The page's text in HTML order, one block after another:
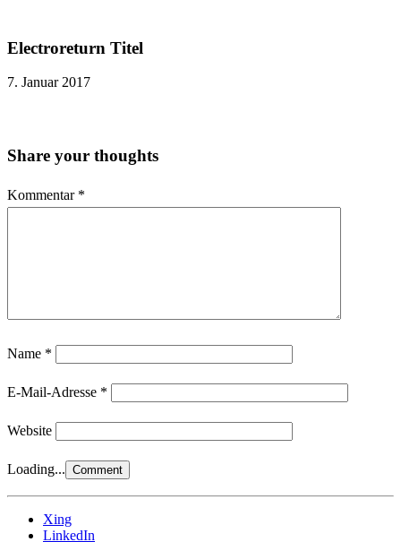
Electroreturn Titel
7. Januar 2017
Share your thoughts
Kommentar *
Name *
E-Mail-Adresse *
Website
Loading...
Xing
LinkedIn